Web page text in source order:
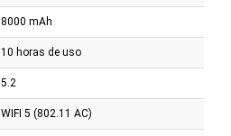
8000 mAh
10 horas de uso
5.2
WIFI 5 (802.11 AC)